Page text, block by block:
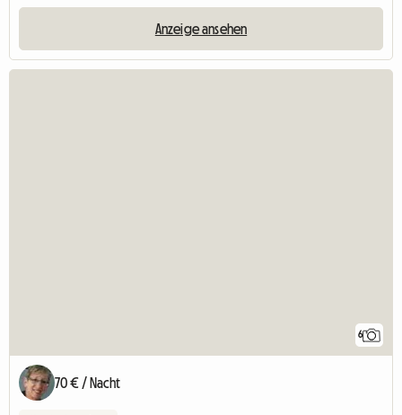
Anzeige ansehen
6
70 € / Nacht